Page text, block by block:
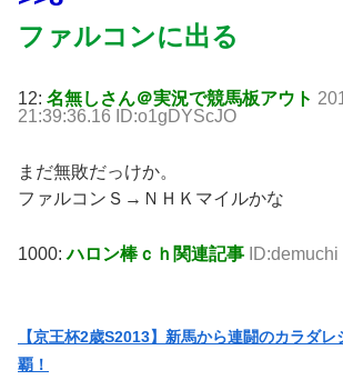
ファルコンに出る
12: 名無しさん＠実況で競馬板アウト
21:39:36.16 ID:o1gDYScJO
まだ無敗だっけか。
ファルコンＳ→ＮＨＫマイルかな
1000:ハロン棒ｃｈ関連記事 ID:demuchi
【京王杯2歳S2013】新馬から連闘のカラダレ
覇！